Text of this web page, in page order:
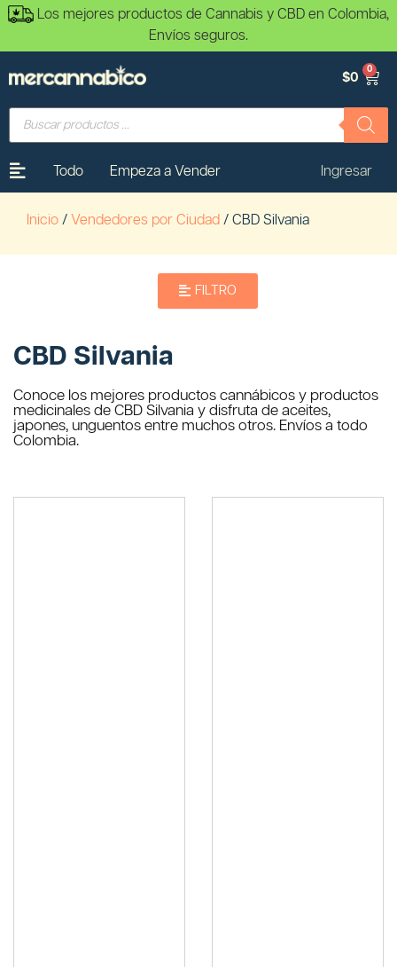
Los mejores productos de Cannabis y CBD en Colombia,
Envíos seguros.
$0
0
Todo Empeza a Vender Ingresar
Inicio / Vendedores por Ciudad / CBD Silvania
FILTRO
CBD Silvania
Conoce los mejores productos cannábicos y productos
medicinales de CBD Silvania y disfruta de aceites,
japones, unguentos entre muchos otros. Envíos a todo
Colombia.